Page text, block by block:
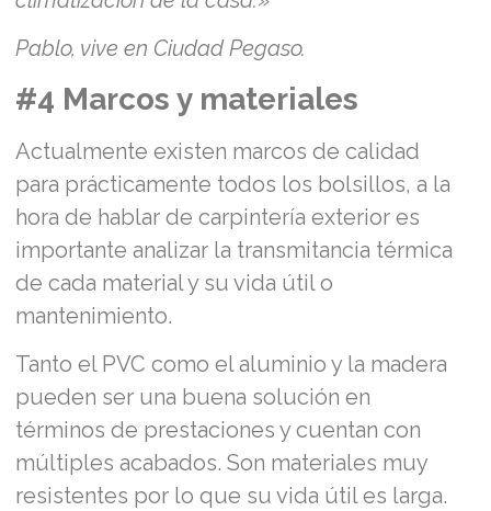
Pablo, vive en Ciudad Pegaso.
#4 Marcos y materiales
Actualmente existen marcos de calidad
para prácticamente todos los bolsillos, a la
hora de hablar de carpintería exterior es
importante analizar la transmitancia térmica
de cada material y su vida útil o
mantenimiento.
Tanto el PVC como el aluminio y la madera
pueden ser una buena solución en
términos de prestaciones y cuentan con
múltiples acabados. Son materiales muy
resistentes por lo que su vida útil es larga.